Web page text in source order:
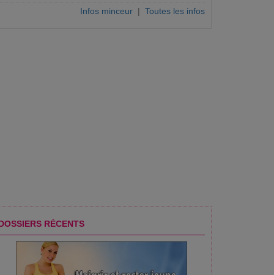
Infos minceur | Toutes les infos
RÉCENTS